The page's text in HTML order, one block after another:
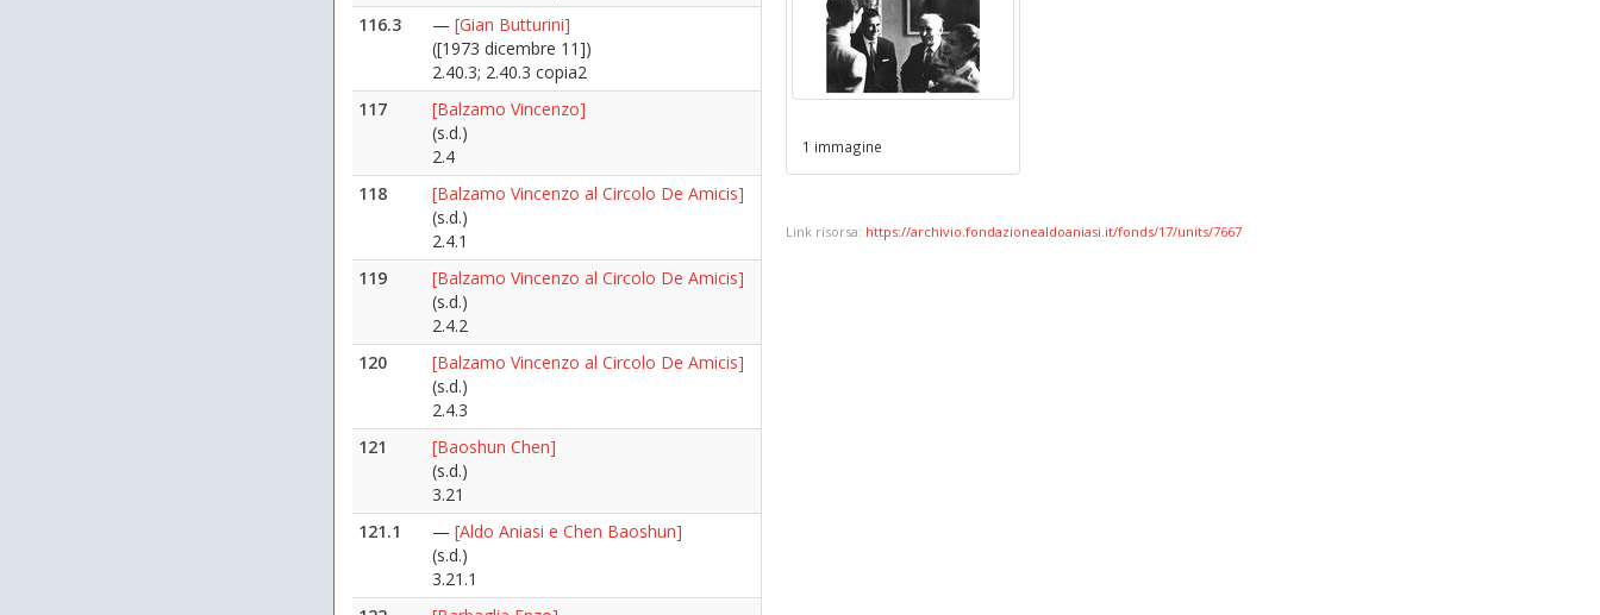
116.3
— [Gian Butturini]
([1973 dicembre 11])
2.40.3; 2.40.3 copia2
117
[Balzamo Vincenzo]
(s.d.)
2.4
118
[Balzamo Vincenzo al Circolo De Amicis]
(s.d.)
2.4.1
119
[Balzamo Vincenzo al Circolo De Amicis]
(s.d.)
2.4.2
120
[Balzamo Vincenzo al Circolo De Amicis]
(s.d.)
2.4.3
121
[Baoshun Chen]
(s.d.)
3.21
121.1
— [Aldo Aniasi e Chen Baoshun]
(s.d.)
3.21.1
1 immagine
Link risorsa: https://archivio.fondazionealdoaniasi.it/fonds/17/units/7667